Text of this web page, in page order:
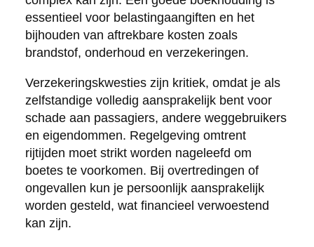
essentieel voor belastingaangiften en het
bijhouden van aftrekbare kosten zoals
brandstof, onderhoud en verzekeringen.
Verzekeringskwesties zijn kritiek, omdat je als
zelfstandige volledig aansprakelijk bent voor
schade aan passagiers, andere weggebruikers
en eigendommen. Regelgeving omtrent
rijtijden moet strikt worden nageleefd om
boetes te voorkomen. Bij overtredingen of
ongevallen kun je persoonlijk aansprakelijk
worden gesteld, wat financieel verwoestend
kan zijn.